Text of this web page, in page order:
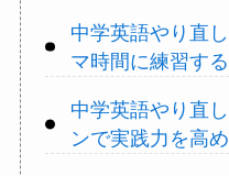
中学英語やり直
マ時間に練習する
中学英語やり直
ンで実践力を高